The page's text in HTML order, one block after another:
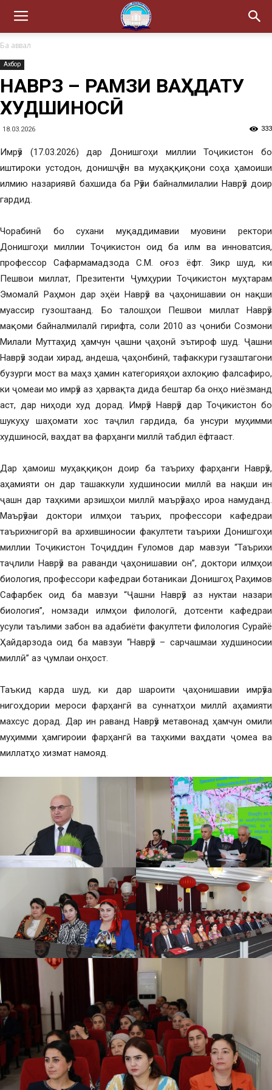
Ба аввал
Ахбор
НАВРӮЗ – РАМЗИ ВАҲДАТУ
ХУДШИНОСӢ
18.03.2026 333
Имрӯз (17.03.2026) дар Донишгоҳи миллии Тоҷикистон бо
иштироки устодон, донишҷӯён ва муҳаққиқони соҳа ҳамоиши
илмию назариявӣ бахшида ба Рӯзи байналмилалии Наврӯз доир
гардид.
Чорабинӣ бо сухани муқаддимавии муовини ректори
Донишгоҳи миллии Тоҷикистон оид ба илм ва инноватсия,
профессор Сафармамадзода С.М. оғоз ёфт. Зикр шуд, ки
Пешвои миллат, Презитенти Ҷумҳурии Тоҷикистон муҳтарам
Эмомалӣ Раҳмон дар эҳёи Наврӯз ва ҷаҳонишавии он нақши
муассир гузоштаанд. Бо талошҳои Пешвои миллат Наврӯз
мақоми байналмилалӣ гирифта, соли 2010 аз ҷониби Созмони
Милали Муттаҳид ҳамчун ҷашни ҷаҳонӣ эътироф шуд. Ҷашни
Наврӯз зодаи хирад, андеша, ҷаҳонбинӣ, тафаккури гузаштагони
бузурги мост ва маҳз ҳамин категорияҳои ахлоқию фалсафиро,
ки ҷомеаи мо имрӯз аз ҳарвақта дида бештар ба онҳо ниёзманд
аст, дар ниҳоди худ дорад. Имрӯз Наврӯз дар Тоҷикистон бо
шукуҳу шаҳомати хос таҷлил гардида, ба унсури муҳимми
худшиносӣ, ваҳдат ва фарҳанги миллӣ табдил ёфтааст.
Дар ҳамоиш муҳаққиқон доир ба таъриху фарҳанги Наврӯз,
аҳамияти он дар ташаккули худшиносии миллӣ ва нақши ин
ҷашн дар таҳкими арзишҳои миллӣ маърӯзаҳо ироа намуданд.
Маърӯзаи доктори илмҳои таърих, профессори кафедраи
таърихнигорӣ ва архившиносии факултети таърихи Донишгоҳи
миллии Тоҷикистон Тоҷиддин Ғуломов дар мавзуи “Таърихи
таҷлили Наврӯз ва раванди ҷаҳонишавии он”, доктори илмҳои
биология, профессори кафедраи ботаникаи Донишгоҳ Раҳимов
Сафарбек оид ба мавзуи “Ҷашни Наврӯз аз нуктаи назари
биология”, номзади илмҳои филологӣ, дотсенти кафедраи
усули таълими забон ва адабиёти факултети филология Сурайё
Ҳайдарзода оид ба мавзуи “Наврӯз – сарчашмаи худшиносии
миллӣ” аз ҷумлаи онҳост.
Таъкид карда шуд, ки дар шароити ҷаҳонишавии имрӯза
нигоҳдории мероси фарҳангӣ ва суннатҳои миллӣ аҳамияти
махсус дорад. Дар ин раванд Наврӯз метавонад ҳамчун омили
муҳимми ҳамгироии фарҳангӣ ва таҳкими ваҳдати ҷомеа ва
миллатҳо хизмат намояд.